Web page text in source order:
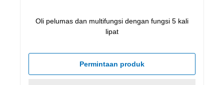
Oli pelumas dan multifungsi dengan fungsi 5 kali
lipat
Permintaan produk